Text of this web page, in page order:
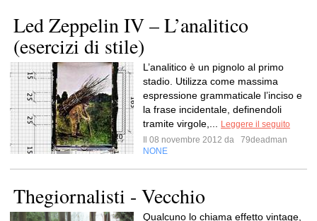
Led Zeppelin IV – L’analitico
(esercizi di stile)
L’analitico è un pignolo al primo
stadio. Utilizza come massima
espressione grammaticale l’inciso e
la frase incidentale, definendoli
tramite virgole,...
Leggere il seguito
Il 08 novembre 2012 da
79deadman
NONE
Thegiornalisti - Vecchio
Qualcuno lo chiama effetto vintage,